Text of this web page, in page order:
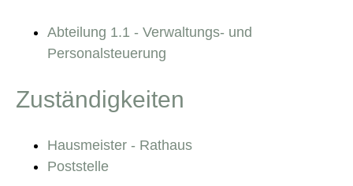
Abteilung 1.1 - Verwaltungs- und
Personalsteuerung
Zuständigkeiten
Hausmeister - Rathaus
Poststelle